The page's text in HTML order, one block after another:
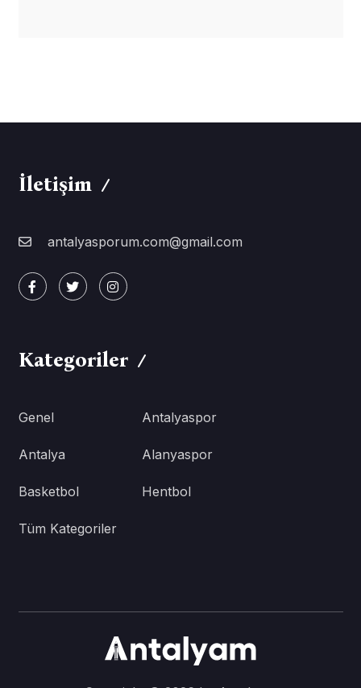
İletişim
antalyasporum.com@gmail.com
Kategoriler
Genel Antalyaspor
Antalya Alanyaspor
Basketbol Hentbol
Tüm Kategoriler